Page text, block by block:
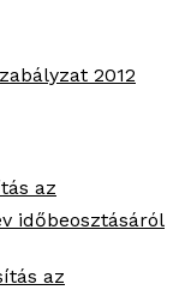
2012
az
időbeosztásáról
az